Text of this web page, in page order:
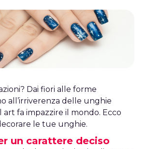
Dai fiori alle forme
all’irriverenza delle unghie
art fa impazzire il mondo. Ecco
le tue unghie.
un carattere deciso